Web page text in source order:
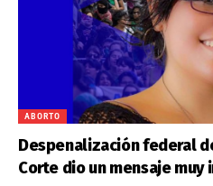
ABORTO
Despenalización federal
Corte dio un mensaje muy